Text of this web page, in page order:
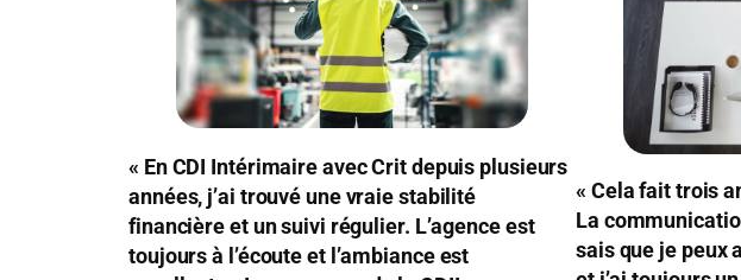
« En CDI Intérimaire avec Crit depuis plusieurs
années, j’ai trouvé une vraie stabilité
financière et un suivi régulier. L’agence est
toujours à l’écoute et l’ambiance est
« Cela fait trois
La
sais que je peux